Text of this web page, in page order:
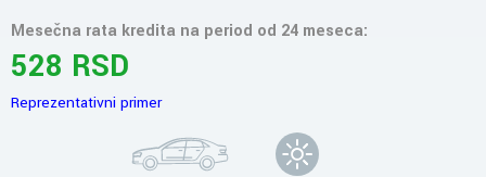
Mesečna rata kredita na period od 24 meseca:
528 RSD
Reprezentativni primer